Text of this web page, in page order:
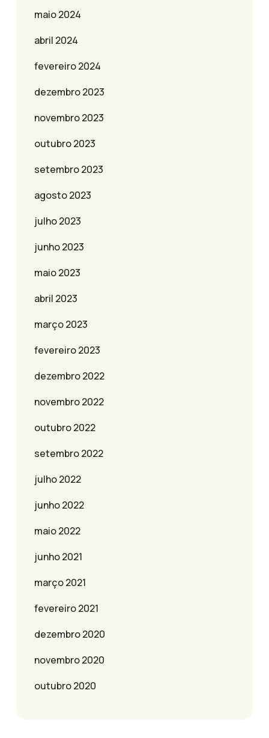
maio 2024
abril 2024
fevereiro 2024
dezembro 2023
novembro 2023
outubro 2023
setembro 2023
agosto 2023
julho 2023
junho 2023
maio 2023
abril 2023
março 2023
fevereiro 2023
dezembro 2022
novembro 2022
outubro 2022
setembro 2022
julho 2022
junho 2022
maio 2022
junho 2021
março 2021
fevereiro 2021
dezembro 2020
novembro 2020
outubro 2020